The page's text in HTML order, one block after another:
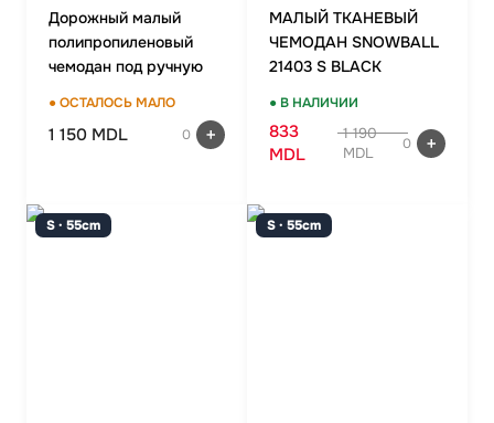
Дорожный малый
полипропиленовый
чемодан под ручную
● ОСТАЛОСЬ МАЛО
1 150 MDL 0
МАЛЫЙ ТКАНЕВЫЙ
ЧЕМОДАН SNOWBALL
21403 S BLACK
● В НАЛИЧИИ
833
MDL
1 190
MDL
0
S · 55cm S · 55cm